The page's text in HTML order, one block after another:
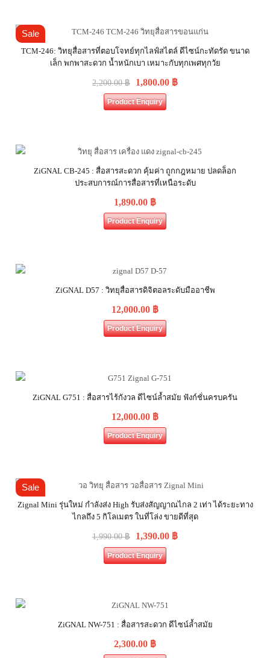
Sale
TCM-246: วิทยุสื่อสารที่ตอบโจทย์ทุกไลฟ์สไตล์ ดีไซน์กะทัดรัด ขนาด
เล็ก พกพาสะดวก น้ำหนักเบา เหมาะกับทุกเพศทุกวัย
2,200.00฿ 1,800.00 ฿
Product Enquiry
ZiGNAL CB-245 : สื่อสารสะดวก คุ้มค่า ถูกกฎหมาย ปลดล็อก
ประสบการณ์การสื่อสารที่เหนือระดับ
1,890.00 ฿
Product Enquiry
ZiGNAL D57 : วิทยุสื่อสารดิจิตอลระดับมืออาชีพ
12,000.00 ฿
Product Enquiry
ZiGNAL G751 : สื่อสารไร้กังวล ดีไซน์ล้ำสมัย ฟังก์ชั่นครบครัน
12,000.00 ฿
Product Enquiry
Sale
Zignal Mini รุ่นใหม่ กำลังส่ง High รับส่งสัญญาณไกล 2 เท่า ได้ระยะทาง
ไกลถึง 5 กิโลเมตร ในที่โล่ง ขายดีที่สุด
1,990.00฿ 1,390.00 ฿
Product Enquiry
ZiGNAL NW-751 : สื่อสารสะดวก ดีไซน์ล้ำสมัย
2,300.00 ฿